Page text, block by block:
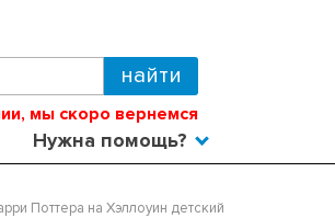
мы скоро вернемся
Нужна помощь?
Поттера на Хэллоуин детский